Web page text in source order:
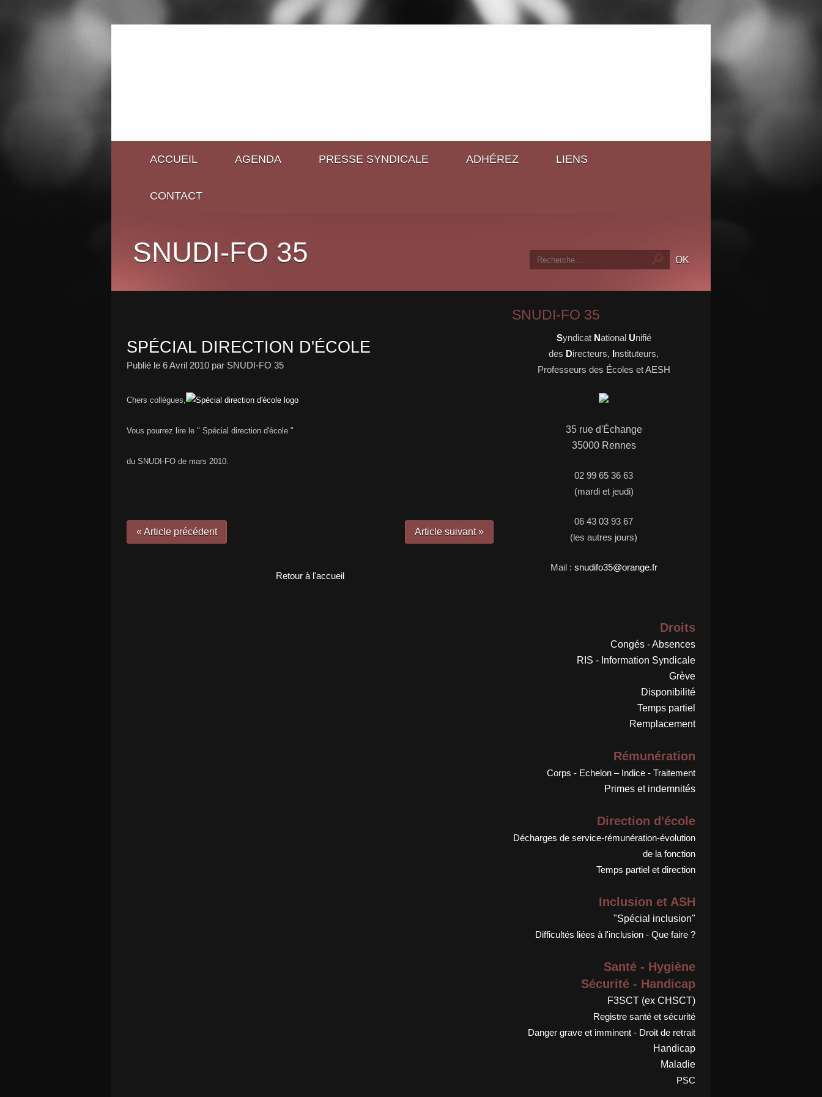
ACCUEIL AGENDA PRESSE SYNDICALE ADHÉREZ LIENS
CONTACT
SNUDI-FO 35
SPÉCIAL DIRECTION D'ÉCOLE
Publié le 6 Avril 2010 par SNUDI-FO 35
Chers collègues,
Vous pourrez lire le " Spécial direction d'école "
du SNUDI-FO de mars 2010.
« Article précédent Article suivant »
Retour à l'accueil
SNUDI-FO 35
Syndicat National Unifié
des Directeurs, Instituteurs,
Professeurs des Écoles et AESH
35 rue d'Échange
35000 Rennes
02 99 65 36 63
(mardi et jeudi)
06 43 03 93 67
(les autres jours)
Mail : snudifo35@orange.fr
Droits
Congés - Absences
RIS - Information Syndicale
Grève
Disponibilité
Temps partiel
Remplacement
Rémunération
Corps - Echelon – Indice - Traitement
Primes et indemnités
Direction d'école
Décharges de service-rémunération-évolution
de la fonction
Temps partiel et direction
Inclusion et ASH
"Spécial inclusion"
Difficultés liées à l'inclusion - Que faire ?
Santé - Hygiène
Sécurité - Handicap
F3SCT (ex CHSCT)
Registre santé et sécurité
Danger grave et imminent - Droit de retrait
Handicap
Maladie
PSC